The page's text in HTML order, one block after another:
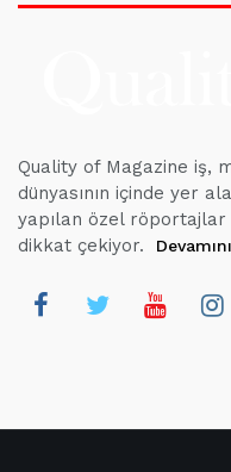
Quality of Magazine iş,
dünyasının içinde yer
yapılan özel
dikkat çekiyor.